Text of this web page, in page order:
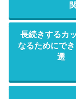
長続きするカ
なるためにで
選